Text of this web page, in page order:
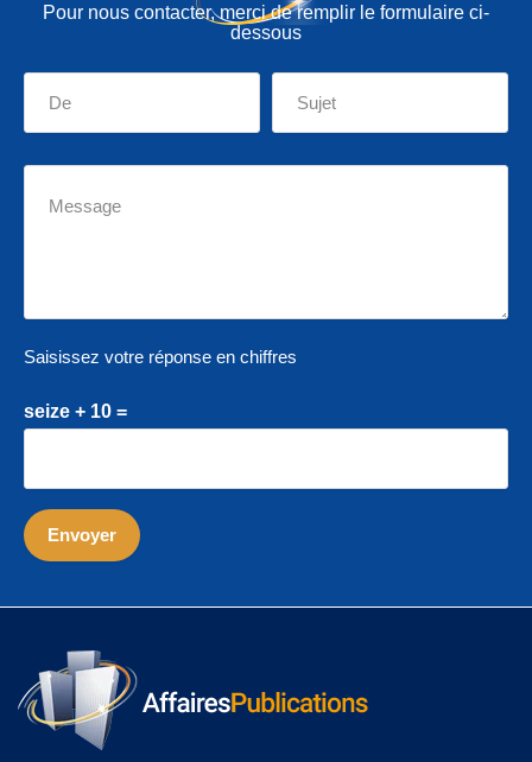
Pour nous contacter, merci de remplir le formulaire ci-
dessous
Saisissez votre réponse en chiffres
seize + 10 =